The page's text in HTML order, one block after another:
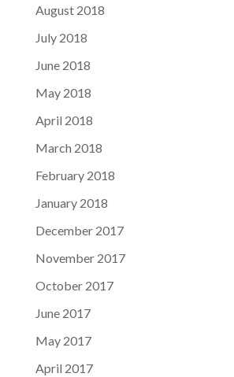
August 2018
July 2018
June 2018
May 2018
April 2018
March 2018
February 2018
January 2018
December 2017
November 2017
October 2017
June 2017
May 2017
April 2017